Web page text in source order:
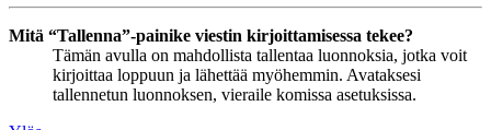
Mitä “Tallenna”-painike viestin kirjoittamisessa tekee?
Tämän avulla on mahdollista tallentaa luonnoksia, jotka voit
kirjoittaa loppuun ja lähettää myöhemmin. Avataksesi
tallennetun luonnoksen, vieraile komissa asetuksissa.